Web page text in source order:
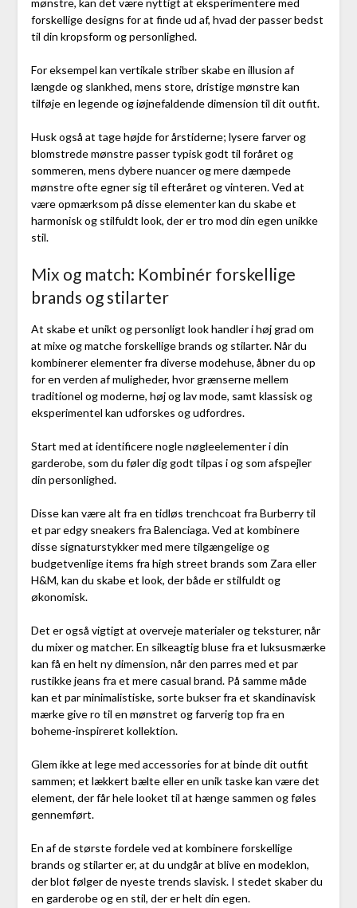
mønstre, kan det være nyttigt at eksperimentere med
forskellige designs for at finde ud af, hvad der passer bedst
til din kropsform og personlighed.
For eksempel kan vertikale striber skabe en illusion af
længde og slankhed, mens store, dristige mønstre kan
tilføje en legende og iøjnefaldende dimension til dit outfit.
Husk også at tage højde for årstiderne; lysere farver og
blomstrede mønstre passer typisk godt til foråret og
sommeren, mens dybere nuancer og mere dæmpede
mønstre ofte egner sig til efteråret og vinteren. Ved at
være opmærksom på disse elementer kan du skabe et
harmonisk og stilfuldt look, der er tro mod din egen unikke
stil.
Mix og match: Kombinér forskellige
brands og stilarter
At skabe et unikt og personligt look handler i høj grad om
at mixe og matche forskellige brands og stilarter. Når du
kombinerer elementer fra diverse modehuse, åbner du op
for en verden af muligheder, hvor grænserne mellem
traditionel og moderne, høj og lav mode, samt klassisk og
eksperimentel kan udforskes og udfordres.
Start med at identificere nogle nøgleelementer i din
garderobe, som du føler dig godt tilpas i og som afspejler
din personlighed.
Disse kan være alt fra en tidløs trenchcoat fra Burberry til
et par edgy sneakers fra Balenciaga. Ved at kombinere
disse signaturstykker med mere tilgængelige og
budgetvenlige items fra high street brands som Zara eller
H&M, kan du skabe et look, der både er stilfuldt og
økonomisk.
Det er også vigtigt at overveje materialer og teksturer, når
du mixer og matcher. En silkeagtig bluse fra et luksusmærke
kan få en helt ny dimension, når den parres med et par
rustikke jeans fra et mere casual brand. På samme måde
kan et par minimalistiske, sorte bukser fra et skandinavisk
mærke give ro til en mønstret og farverig top fra en
boheme-inspireret kollektion.
Glem ikke at lege med accessories for at binde dit outfit
sammen; et lækkert bælte eller en unik taske kan være det
element, der får hele looket til at hænge sammen og føles
gennemført.
En af de største fordele ved at kombinere forskellige
brands og stilarter er, at du undgår at blive en modeklon,
der blot følger de nyeste trends slavisk. I stedet skaber du
en garderobe og en stil, der er helt din egen.